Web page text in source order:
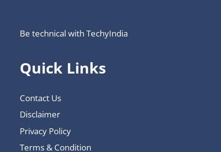
Be technical with TechyIndia
Quick Links
Contact Us
Disclaimer
Privacy Policy
Terms & Condition